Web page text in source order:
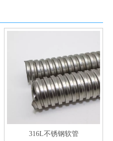
316L不锈钢软管